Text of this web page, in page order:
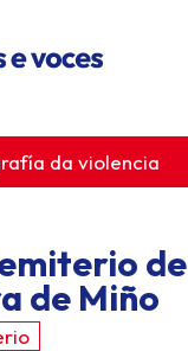
da violencia
de
de Miño